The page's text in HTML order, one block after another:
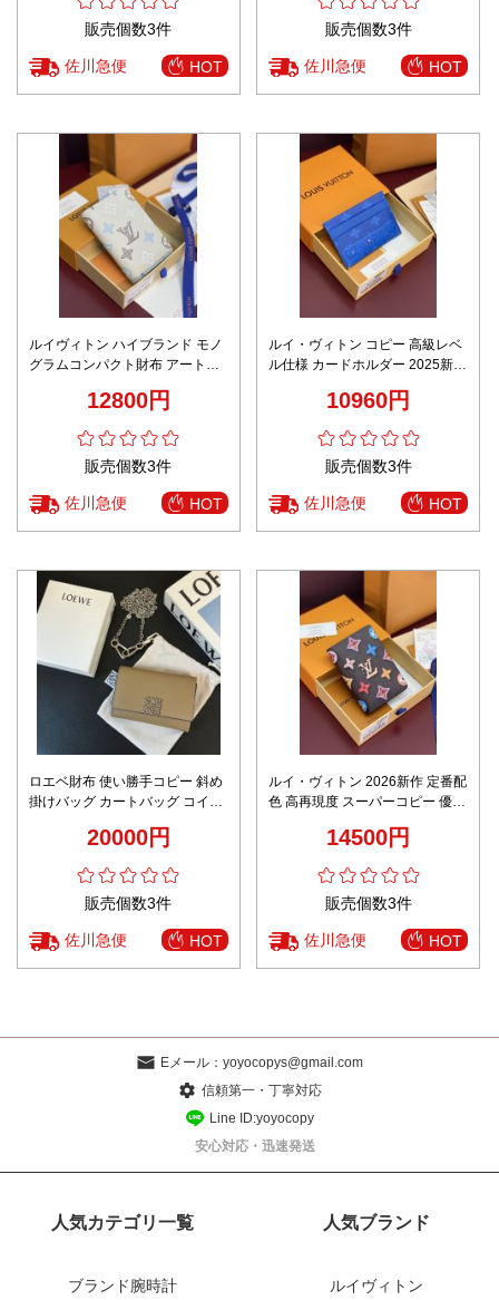
販売個数3件
佐川急便 HOT
販売個数3件
佐川急便 HOT
ルイヴィトン ハイブランド モノ
グラムコンパクト財布 アートデ
12800円
販売個数3件
佐川急便 HOT
ルイ・ヴィトン コピー 高級レベ
ル仕様 カードホルダー 2025新作
数量限定入荷10960円
販売個数3件
佐川急便 HOT
ロエベ財布 使い勝手コピー 斜め
掛けバッグ カートバッグ コイン
20000円
販売個数3件
佐川急便 HOT
ルイ・ヴィトン 2026新作 定番配
色 高再現度 スーパーコピー 優良
ケース 正確な刻印 精密ディテー
14500円
販売個数3件
佐川急便 HOT
Eメール： yoyocopys@gmail.com
信頼第一・丁寧対応
Line ID:yoyocopy
安心対応・迅速発送
人気カテゴリ一覧
ブランド腕時計
人気ブランド
ルイヴィトン